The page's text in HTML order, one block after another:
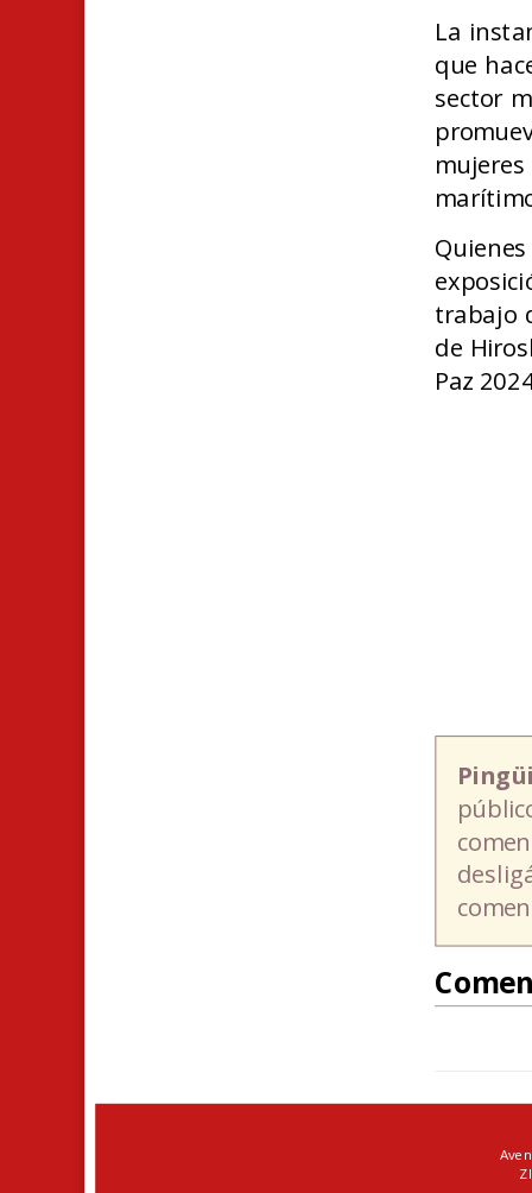
La
que
sector
trabajo
de
Paz